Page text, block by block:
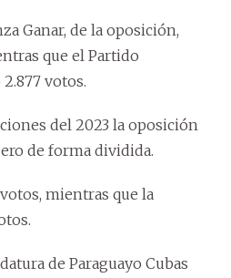
Ganar, de la oposición,
que el Partido
votos.
del 2023 la oposición
de forma dividida.
mientras que la
de Paraguayo Cubas